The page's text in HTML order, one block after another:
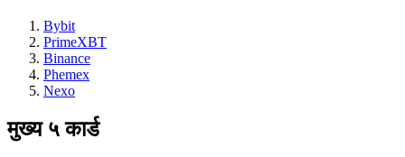
Bybit
PrimeXBT
Binance
Phemex
Nexo
मुख्य ५ कार्ड